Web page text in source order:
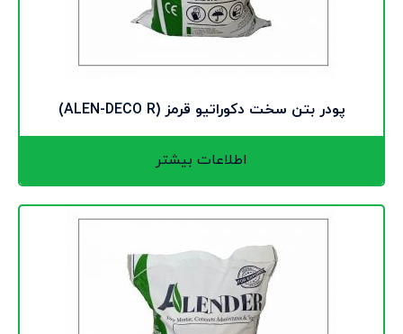
پودر بتن سخت دکوراتیو قرمز (ALEN-DECO R)
اطلاعات بیشتر